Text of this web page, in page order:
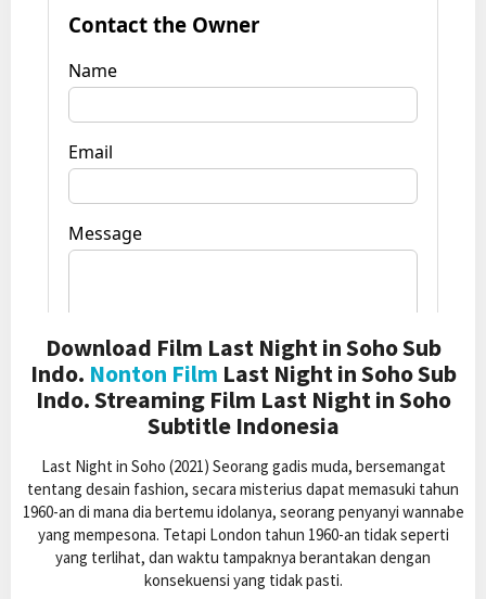
Download Film Last Night in Soho Sub
Indo. Nonton Film Last Night in Soho Sub
Indo. Streaming Film Last Night in Soho
Subtitle Indonesia
Last Night in Soho (2021) Seorang gadis muda, bersemangat
tentang desain fashion, secara misterius dapat memasuki tahun
1960-an di mana dia bertemu idolanya, seorang penyanyi wannabe
yang mempesona. Tetapi London tahun 1960-an tidak seperti
yang terlihat, dan waktu tampaknya berantakan dengan
konsekuensi yang tidak pasti.